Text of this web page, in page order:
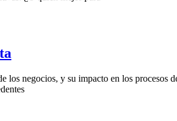
negocios, y su impacto en los procesos